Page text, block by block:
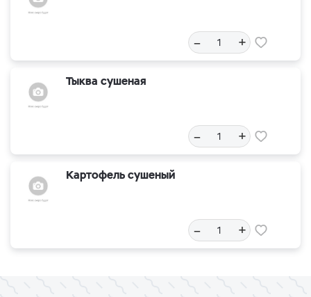
– +
Тыква сушеная
– +
Картофель сушеный
– +